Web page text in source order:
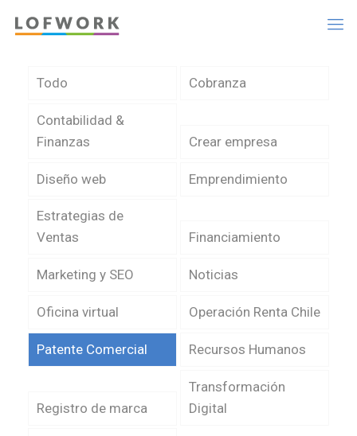
Todo Cobranza
Contabilidad &
Finanzas
Crear empresa
Diseño web Emprendimiento
Estrategias de
Ventas
Financiamiento
Marketing y SEO Noticias
Oficina virtual Operación Renta Chile
Patente Comercial Recursos Humanos
Registro de marca
Transformación
Digital